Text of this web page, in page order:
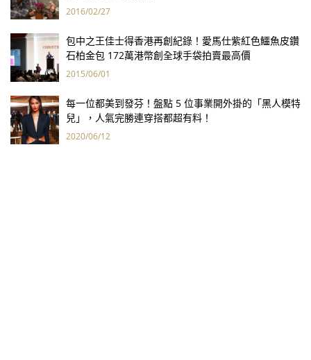
2016/02/27
包中之王佳士得香港再創紀錄！愛馬仕紫紅色鱷魚皮鑽
石柏金包 172萬港幣創全球手袋拍賣最高價
2015/06/01
每一位都美到發芬！盤點 5 位事業開外掛的「黑人模特
兒」，人氣完勝連穿搭都超有料！
2020/06/12